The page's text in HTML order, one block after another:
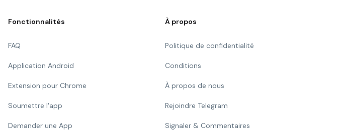
Fonctionnalités
FAQ
Application Android
Extension pour Chrome
Soumettre l'app
Demander une App
À propos
Politique de confidentialité
Conditions
À propos de nous
Rejoindre Telegram
Signaler & Commentaires